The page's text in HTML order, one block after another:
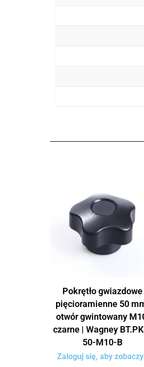
Pokrętło gwiazdowe
pięcioramienne 50
otwór gwintowany
czarne | Wagney
50-M10-B
Zaloguj się, aby